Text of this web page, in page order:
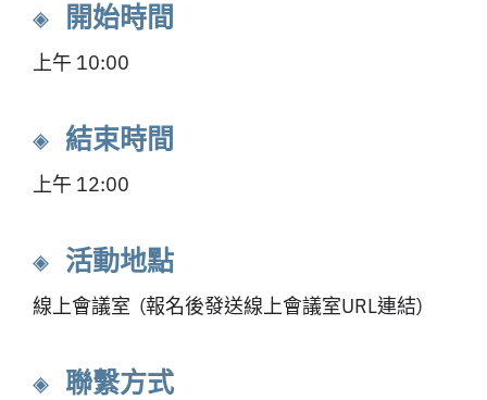
◈ 開始時間
上午 10:00
◈ 結束時間
上午 12:00
◈ 活動地點
線上會議室 (報名後發送線上會議室URL連結)
◈ 聯繫方式